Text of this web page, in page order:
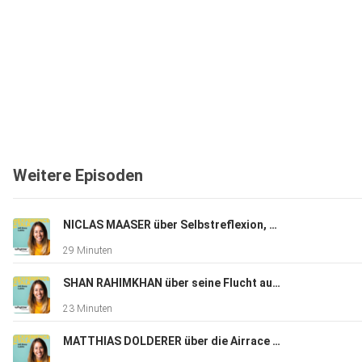
Weitere Episoden
NICLAS MAASER über Selbstreflexion, das TikTok und Social Media Game, Perfektionismus und den eigenen Selbstwert
29 Minuten
SHAN RAHIMKHAN über seine Flucht aus dem Iran und den Weg zum erfolgreichen Unternehmer und Star Friseur.
23 Minuten
MATTHIAS DOLDERER über die Airrace Weltmeisterschaft, den Tod, das Risiko und das Erreichen von Zielen